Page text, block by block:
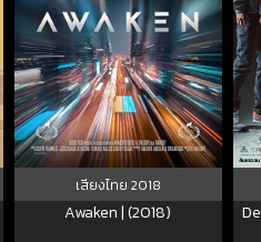
เสียงไทย 2018
Awaken | (2018)